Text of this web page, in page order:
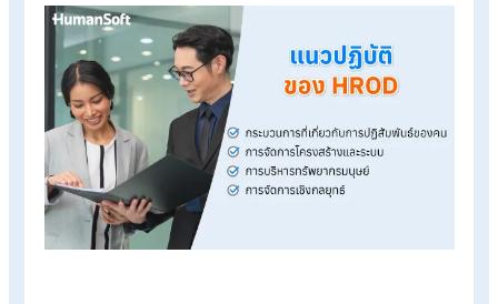
โดยมุ่งเน้นไปที่การพัฒนาทั้งบุคลากรและองค์กร โดยปัจจุบัน HR
คาดหวังให้มีความรู้และทักษะที่หลากหลาย ทั้งในด้านการบริหาร
ทรัพยากรมนุษย์ การพัฒนาบุคลากร และการพัฒนาองค์กร เพื่อใ
สามารถทำงานให้สอดคล้องกับแนวคิดขององค์กรยุคใหม่
ดังนั้นงาน HROD ถือเป็นงานที่สำคัญกับองค์กรในด้านการพัฒนา
ระบบ ไม่ว่าจะเป็นระบบงาน HRM หรือ HRD นับเป็นการปรับปรุงแล
พัฒนาภาพรวมขององค์กร เน้นความสำเร็จขององค์กรเป็นสำคัญ